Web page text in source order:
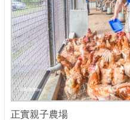
正實親子農場